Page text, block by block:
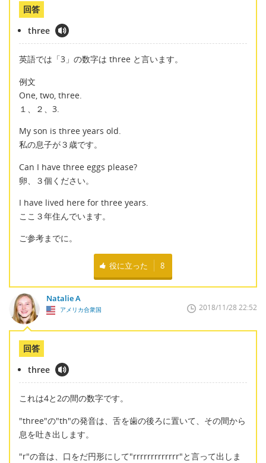
回答
three
英語では「3」の数字は three と言います。
例文
One, two, three.
１、２、3.
My son is three years old.
私の息子が３歳です。
Can I have three eggs please?
卵、３個ください。
I have lived here for three years.
ここ３年住んでいます。
ご参考までに。
役に立った 8
Natalie A
アメリカ合衆国 2018/11/28 22:52
回答
three
これは4と2の間の数字です。
"three"の"th"の発音は、舌を歯の後ろに置いて、その間から
息を吐き出します。
"r"の音は、口をだ円形にして"rrrrrrrrrrrrr"と言って出しま